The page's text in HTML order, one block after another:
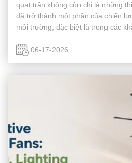
quạt trần không còn chỉ là những
đã trở thành một phần của chiến
môi trường, đặc biệt là trong các
nên ...06-17-2026